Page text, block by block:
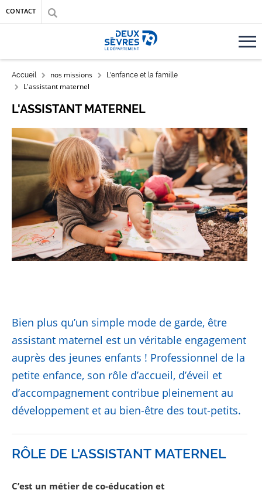
Aller au contenu principal
Aller au menu
Aller à la recherche
CONTACT
Accueil département des Deux-Sèvres
FIL D'ARIANE
Accueil nos missions L'enfance et la famille
L'assistant maternel
L'ASSISTANT MATERNEL
Bien plus qu’un simple mode de garde, être
assistant maternel est un véritable engagement
auprès des jeunes enfants ! Professionnel de la
petite enfance, son rôle d’accueil, d’éveil et
d’accompagnement contribue pleinement au
développement et au bien-être des tout-petits.
RÔLE DE L'ASSISTANT MATERNEL
C’est un métier de co-éducation et